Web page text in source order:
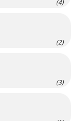
(4)
(2)
(3)